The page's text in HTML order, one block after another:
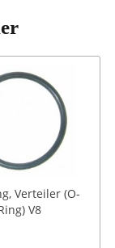
Verteiler (O-
V8